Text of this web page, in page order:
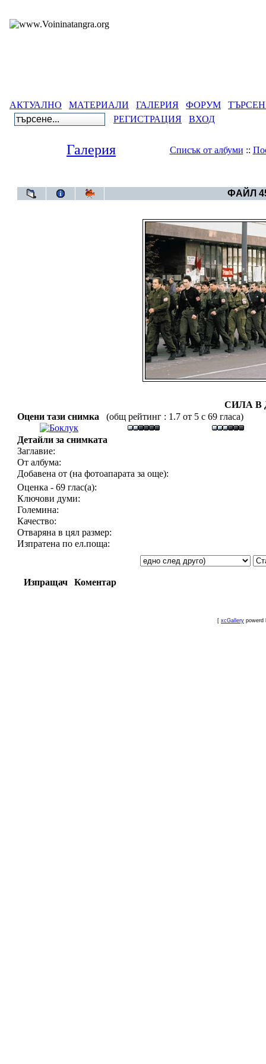
АКТУАЛНО МАТЕРИАЛИ ГАЛЕРИЯ ФОРУМ
РЕГИСТРАЦИЯ
ВХОД
Галерия Списък от албуми ::
ФАЙЛ
СИЛА В
Оцени тази снимка
(общ рейтинг : 1.7 от 5 с 69 гласа)
Детайли за снимката
Заглавие:
От албума:
Добавена от (на фотоапарата за още):
Оценка - 69 глас(а):
Ключови думи:
Големина:
Качество:
Отваряна в цял размер:
Изпратена по ел.поща:
Изпращач Коментар
[ xcGallery